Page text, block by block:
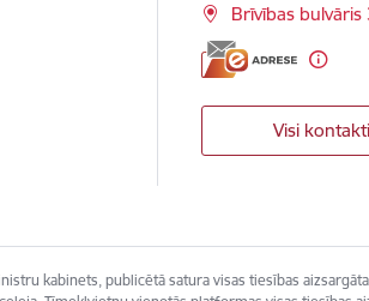
Brīvības bulvāris
Visi kontakti
kabinets, publicētā satura visas tiesības